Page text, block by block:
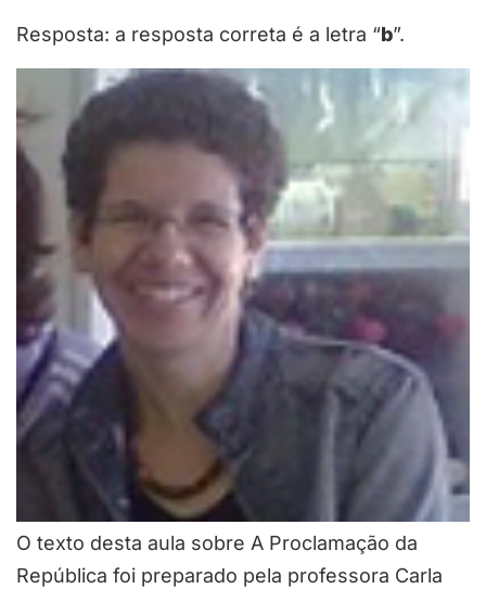
Resposta: a resposta correta é a letra “b”.
O texto desta aula sobre A Proclamação da
República foi preparado pela professora Carla